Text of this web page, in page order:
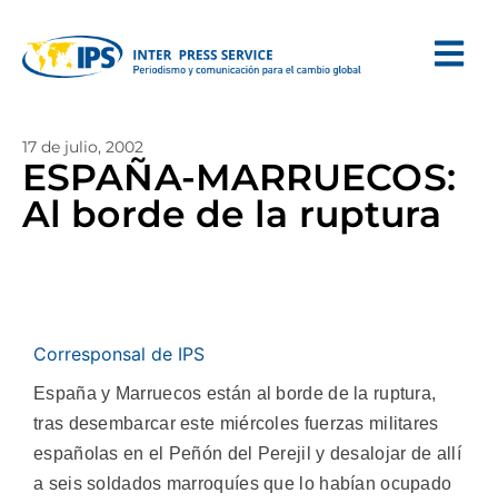
17 de julio, 2002
ESPAÑA-MARRUECOS:
Al borde de la ruptura
Corresponsal de IPS
España y Marruecos están al borde de la ruptura,
tras desembarcar este miércoles fuerzas militares
españolas en el Peñón del Perejil y desalojar de allí
a seis soldados marroquíes que lo habían ocupado